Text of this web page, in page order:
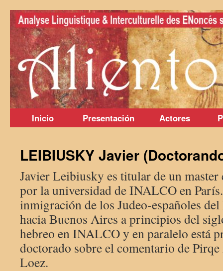
Saltar
contenido
Inicio Presentación Actores
LEIBIUSKY Javier
Javier Leibiusky es titular de un master
por la universidad de INALCO en
inmigración de los Judeo-españoles
hacia Buenos Aires a principios del
hebreo en INALCO y en paralelo está
doctorado sobre el comentario de
Loez.